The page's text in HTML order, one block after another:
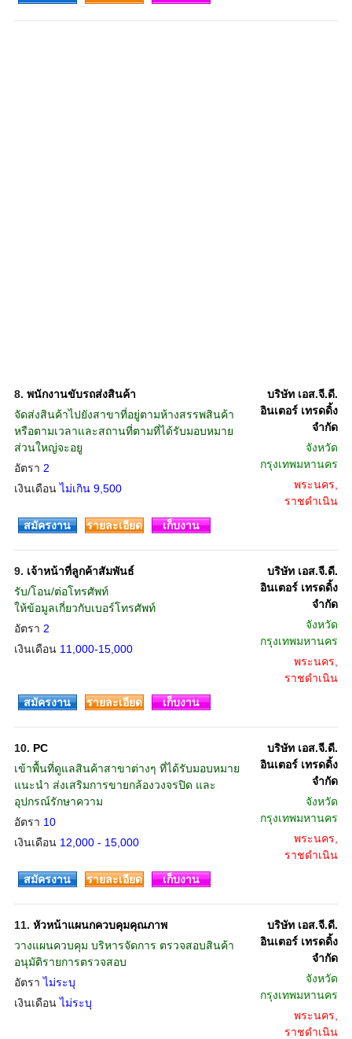
8. พนักงานขับรถส่งสินค้า
จัดส่งสินค้าไปยังสาขาที่อยู่ตามห้างสรรพสินค้า
หรือตามเวลาและสถานที่ตามที่ได้รับมอบหมาย
ส่วนใหญ่จะอยู
อัตรา 2
เงินเดือนไม่เกิน 9,500
บริษัท เอส.จี.ดี.
อินเตอร์ เทรดดิ้ง
จำกัด
จังหวัด
กรุงเทพมหานคร
พระนคร,
ราชดำเนิน
สมัครงาน
รายละเอียด เก็บงาน
9. เจ้าหน้าที่ลูกค้าสัมพันธ์
รับ/โอน/ต่อโทรศัพท์
ให้ข้อมูลเกี่ยวกับเบอร์โทรศัพท์
อัตรา 2
เงินเดือน 11,000-15,000
บริษัท เอส.จี.ดี.
อินเตอร์ เทรดดิ้ง
จำกัด
จังหวัด
กรุงเทพมหานคร
พระนคร,
ราชดำเนิน
สมัครงาน
รายละเอียด เก็บงาน
10. PC
เข้าพื้นที่ดูแลสินค้าสาขาต่างๆ ที่ได้รับมอบหมาย
แนะนำ ส่งเสริมการขายกล้องวงจรปิด และ
อุปกรณ์รักษาความ
อัตรา 10
เงินเดือน 12,000 - 15,000
บริษัท เอส.จี.ดี.
อินเตอร์ เทรดดิ้ง
จำกัด
จังหวัด
กรุงเทพมหานคร
พระนคร,
ราชดำเนิน
สมัครงาน
รายละเอียด เก็บงาน
11. หัวหน้าแผนกควบคุมคุณภาพ
วางแผนควบคุม บริหารจัดการ ตรวจสอบสินค้า
อนุมัติรายการตรวจสอบ
อัตราไม่ระบุ
เงินเดือนไม่ระบุ
บริษัท เอส.จี.ดี.
อินเตอร์ เทรดดิ้ง
จำกัด
จังหวัด
กรุงเทพมหานคร
พระนคร,
ราชดำเนิน